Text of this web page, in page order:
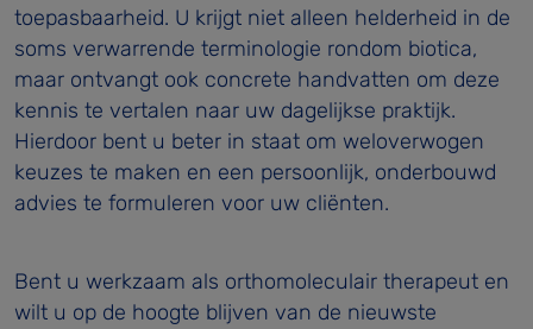
toepasbaarheid. U krijgt niet alleen helderheid in de
soms verwarrende terminologie rondom biotica,
maar ontvangt ook concrete handvatten om deze
kennis te vertalen naar uw dagelijkse praktijk.
Hierdoor bent u beter in staat om weloverwogen
keuzes te maken en een persoonlijk, onderbouwd
advies te formuleren voor uw cliënten.
Bent u werkzaam als orthomoleculair therapeut en
wilt u op de hoogte blijven van de nieuwste